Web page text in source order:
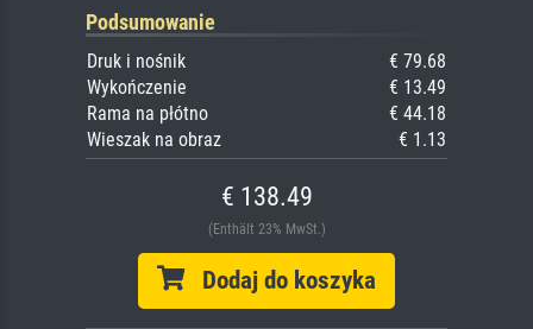
Podsumowanie
Druk i nośnik
€ 79.68
Wykończenie
€ 13.49
Rama na płótno
€ 44.18
Wieszak na obraz
€ 1.13
€ 138.49
(Enthält 23% MwSt.)
Dodaj do koszyka